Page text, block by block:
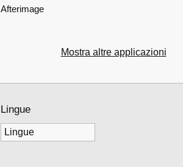
Afterimage
Mostra altre applicazioni
Lingue